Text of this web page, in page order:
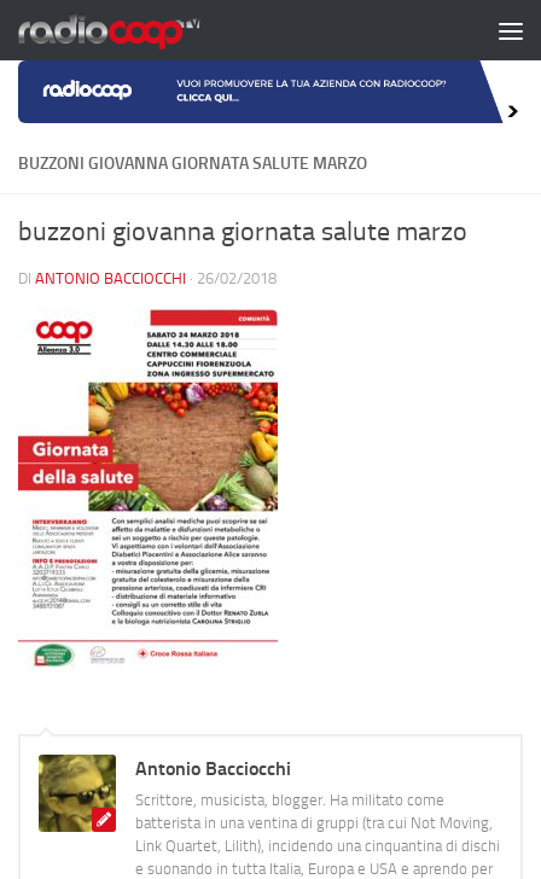
Salta al contenuto
BUZZONI GIOVANNA GIORNATA SALUTE MARZO
buzzoni giovanna giornata salute marzo
DI ANTONIO BACCIOCCHI · 26/02/2018
Antonio Bacciocchi
Scrittore, musicista, blogger. Ha militato come
batterista in una ventina di gruppi (tra cui Not Moving,
Link Quartet, Lilith), incidendo una cinquantina di dischi
e suonando in tutta Italia, Europa e USA e aprendo per